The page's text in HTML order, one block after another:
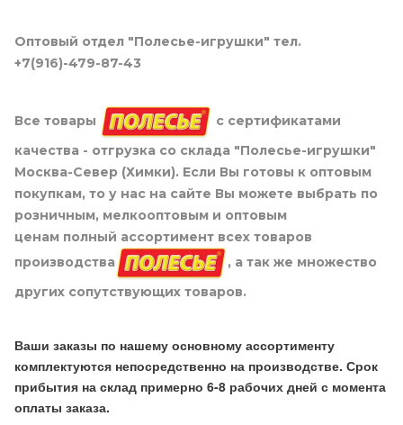
Оптовый отдел "Полесье-игрушки" тел.
+7(916)-479-87-43
Все товары
с сертификатами
качества - отгрузка со склада "Полесье-игрушки"
Москва-Север (Химки). Если Вы готовы к оптовым
покупкам, то у нас на сайте Вы можете выбрать по
розничным, мелкооптовым и оптовым
ценам полный ассортимент всех товаров
производства
, а так же множество
других сопутствующих товаров.
Ваши заказы по нашему основному ассортименту
комплектуются непосредственно на производстве. Срок
прибытия на склад примерно 6-8 рабочих дней с момента
оплаты заказа.